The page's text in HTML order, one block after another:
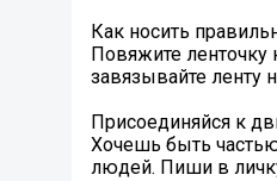
Как носить
Повяжите ленточку
завязывайте ленту
Присоединяйся к
Хочешь быть
людей. Пиши в